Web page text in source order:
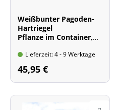
Weißbunter Pagoden-
Hartriegel
Pflanze im Container,
Wuchs: bis 6 m hoch
und 4 m breit
Lieferzeit: 4 - 9 Werktage
45,95 €